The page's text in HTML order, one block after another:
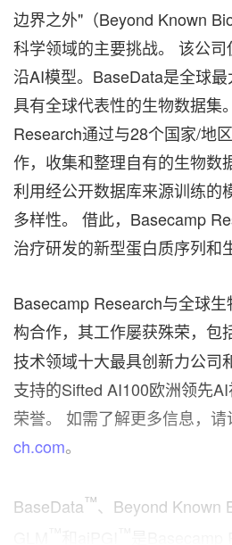
边界之外"（Beyond Known
科学领域的主要挑战。 该公
沿AI模型。BaseData是全球
具有全球代表性的生物数据集
Research通过与28个国家/地
作，收集和整理自有的生物数
利用经公开数据库来源训练的
多样性。 借此，Basecamp
治疗研发的新型蛋白质序列和
Basecamp Research与全球
构合作，其工作屡获殊荣，包
技术领域十大最具创新力公司
支持的Sifted AI100欧洲领先
荣誉。 如需了解更多信息，请
ch.com。
BaseData™、Beyond Known